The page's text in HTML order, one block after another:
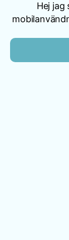
Hej jag